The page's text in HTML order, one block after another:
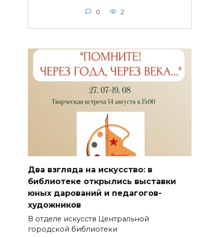
0 2
Два взгляда на искусство: в
библиотеке открылись выставки
юных дарований и педагогов-
художников
В отделе искусств Центральной
городской библиотеки